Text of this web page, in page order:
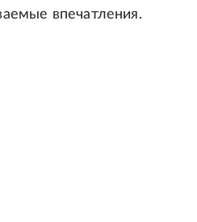
впечатления.